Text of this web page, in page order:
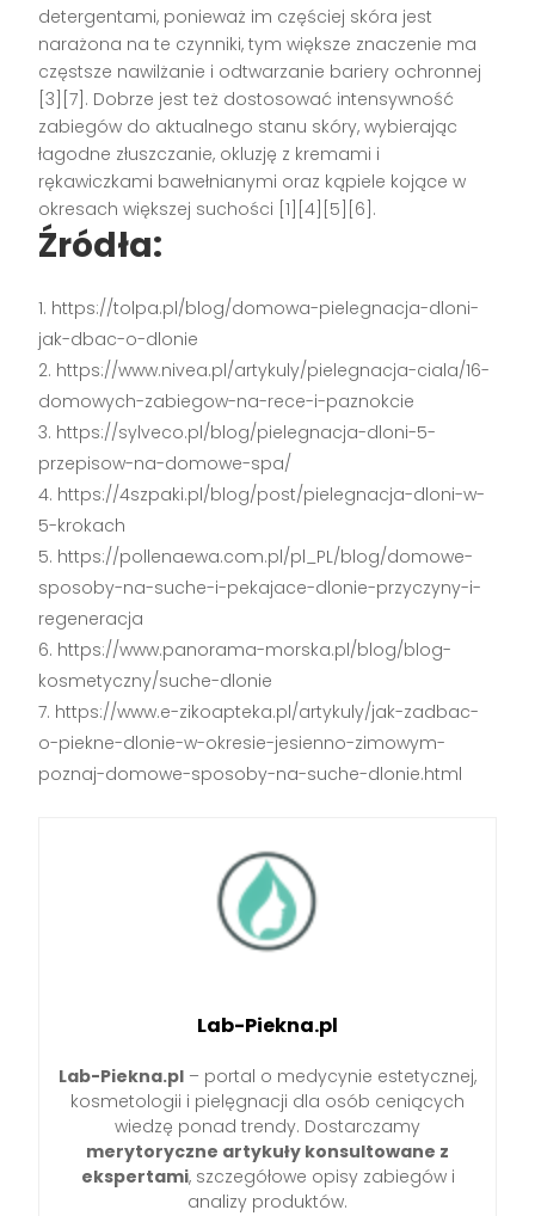
detergentami, ponieważ im częściej skóra jest
narażona na te czynniki, tym większe znaczenie ma
częstsze nawilżanie i odtwarzanie bariery ochronnej
[3][7]. Dobrze jest też dostosować intensywność
zabiegów do aktualnego stanu skóry, wybierając
łagodne złuszczanie, okluzję z kremami i
rękawiczkami bawełnianymi oraz kąpiele kojące w
okresach większej suchości [1][4][5][6].
Źródła:
https://tolpa.pl/blog/domowa-pielegnacja-dloni-
jak-dbac-o-dlonie
https://www.nivea.pl/artykuly/pielegnacja-ciala/16-
domowych-zabiegow-na-rece-i-paznokcie
https://sylveco.pl/blog/pielegnacja-dloni-5-
przepisow-na-domowe-spa/
https://4szpaki.pl/blog/post/pielegnacja-dloni-w-
5-krokach
https://pollenaewa.com.pl/pl_PL/blog/domowe-
sposoby-na-suche-i-pekajace-dlonie-przyczyny-i-
regeneracja
https://www.panorama-morska.pl/blog/blog-
kosmetyczny/suche-dlonie
https://www.e-zikoapteka.pl/artykuly/jak-zadbac-
o-piekne-dlonie-w-okresie-jesienno-zimowym-
poznaj-domowe-sposoby-na-suche-dlonie.html
Lab-Piekna.pl
Lab-Piekna.pl – portal o medycynie estetycznej,
kosmetologii i pielęgnacji dla osób ceniących
wiedzę ponad trendy. Dostarczamy
merytoryczne artykuły konsultowane z
ekspertami, szczegółowe opisy zabiegów i
analizy produktów.